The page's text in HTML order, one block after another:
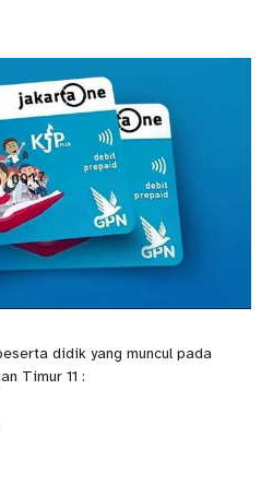
didik yang muncul pada
Timur 11 :